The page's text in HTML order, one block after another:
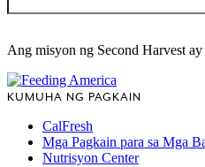
Ang misyon ng Second Harvest
KUMUHA NG PAGKAIN
CalFresh
Mga Pagkain para sa Mga
Nutrisyon Center